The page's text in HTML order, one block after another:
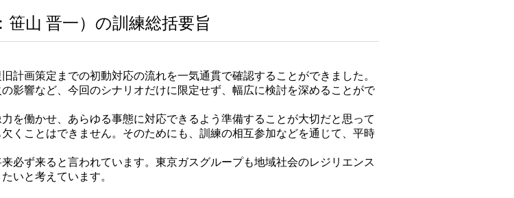
山 晋一）の訓練総括要旨
画策定までの初動対応の流れを一気通貫で確認することができました。
影響など、今回のシナリオだけに限定せず、幅広に検討を深めることがで
を働かせ、あらゆる事態に対応できるよう準備することが大切だと思って
くことはできません。そのためにも、訓練の相互参加などを通じて、平時
必ず来ると言われています。東京ガスグループも地域社会のレジリエンス
いと考えています。